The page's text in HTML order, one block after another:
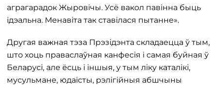
аграгарадок Жыровічы. Усё вакол павінна быць
ідэальна. Менавіта так ставілася пытанне».
Другая важная тэза Прэзідэнта складаецца ў тым,
што хоць праваслаўная канфесія і самая буйная ў
Беларусі, але ёсць і іншыя, у тым ліку каталікі,
мусульмане, юдаісты, рэлігійныя абшчыны